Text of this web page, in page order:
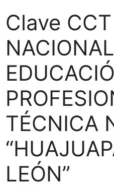
Clave
TÉCNICA
LEÓN”